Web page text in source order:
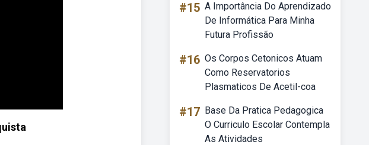
#15 A Importância Do Aprendizado
De Informática Para Minha
Futura Profissão
#16 Os Corpos Cetonicos Atuam
Como Reservatorios
Plasmaticos De Acetil-coa
#17 Base Da Pratica Pedagogica
O Curriculo Escolar Contempla
As Atividades